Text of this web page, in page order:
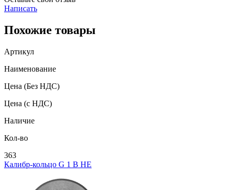
Написать
Похожие товары
Артикул
Наименование
Цена (Без НДС)
Цена (с НДС)
Наличие
Кол-во
363
Калибр-кольцо G 1 В НЕ